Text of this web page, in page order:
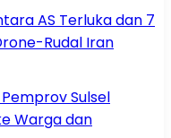
AS Terluka dan 7
Rudal Iran
Sulsel
Warga dan